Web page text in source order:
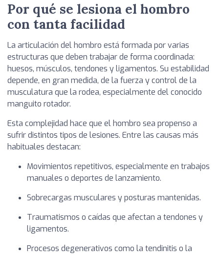
Por qué se lesiona el hombro
con tanta facilidad
La articulación del hombro está formada por varias
estructuras que deben trabajar de forma coordinada:
huesos, músculos, tendones y ligamentos. Su estabilidad
depende, en gran medida, de la fuerza y control de la
musculatura que la rodea, especialmente del conocido
manguito rotador.
Esta complejidad hace que el hombro sea propenso a
sufrir distintos tipos de lesiones. Entre las causas más
habituales destacan:
Movimientos repetitivos, especialmente en trabajos
manuales o deportes de lanzamiento.
Sobrecargas musculares y posturas mantenidas.
Traumatismos o caídas que afectan a tendones y
ligamentos.
Procesos degenerativos como la tendinitis o la